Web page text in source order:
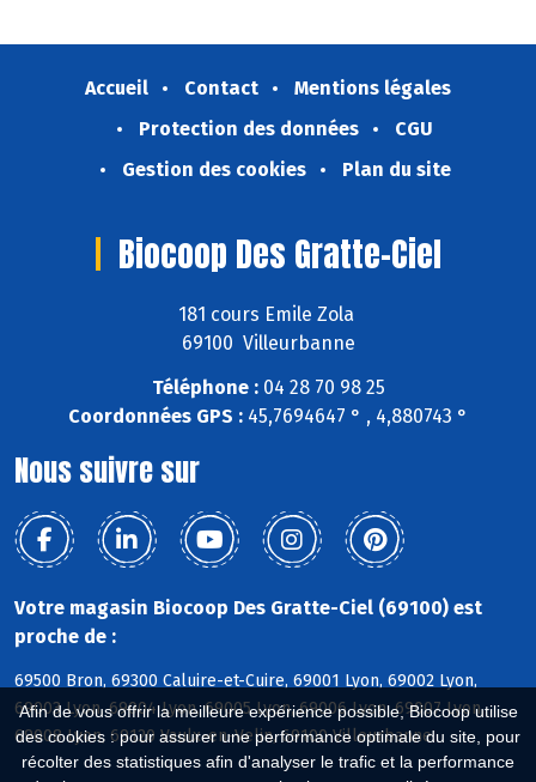
Afin de vous offrir la meilleure expérience possible, Biocoop utilise
des cookies : pour assurer une performance optimale du site, pour
récolter des statistiques afin d'analyser le trafic et la performance
Accueil Contact
Mentions légales
Protection des données
CGU
Gestion des cookies
Plan du site
Biocoop Des Gratte-Ciel
181 cours Emile Zola
69100 Villeurbanne
Téléphone :04 28 70 98 25
Coordonnées GPS : 45,7694647 ° , 4,880743 °
Nous suivre sur
Votre magasin Biocoop Des Gratte-Ciel (69100) est
proche de :
69500 Bron, 69300 Caluire-et-Cuire, 69001 Lyon, 69002 Lyon,
69003 Lyon, 69004 Lyon, 69005 Lyon, 69006 Lyon, 69007 Lyon,
69008 Lyon, 69120 Vaulx-en-Velin, 69100 Villeurbanne